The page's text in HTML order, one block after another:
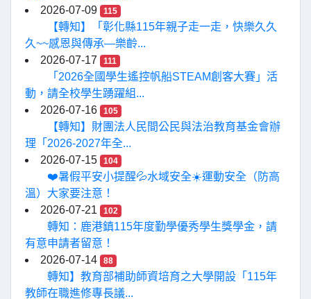
2026-07-09
115
【轉知】「彰化縣115年親子走一走，快樂久久
久~~感恩與傳承—樂齡...
2026-07-17
111
「2026全國學生遙控帆船STEAM創客大賽」活
動，請全校學生踴躍組...
2026-07-16
105
【轉知】財團法人民間公民與法治教育基金會辦
理「2026-2027年全...
2026-07-15
104
❤️暑假平安小提醒💦水域安全☀️運動安全（防高
溫）大家要注意！
2026-07-21
102
轉知：鹿港鎮115年度勤學優秀學生獎學金，請
有意申請者留意！
2026-07-14
88
轉知】教育部補助師資培育之大學開設「115年
教師在職進修專長議...